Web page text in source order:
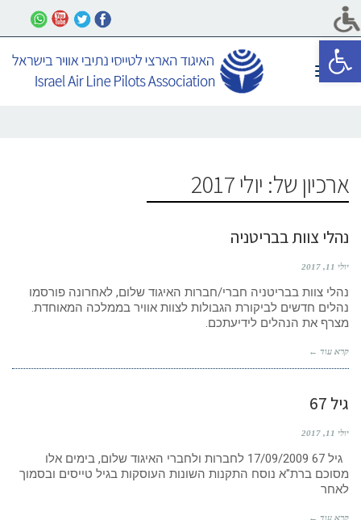
פתח סרגל נגישות
תפריט
ארכיון של: יולי 2017
נהלי צוות בבריטניה
יולי 11, 2017
נהלי צוות בבריטניה חברי/חברות האיגוד שלום, לאחרונה פורסמו
נהלים חדשים לביקורת הגבולות לצוות אוויר בממלכה המאוחדת.
מצרף את הנהלים לידיעתכם.
קרא עוד ←
גיל 67
יולי 11, 2017
גיל 67 17/09/2009 לחברות ולחברי האיגוד שלום, בימים אלו
מסוכם ברת"א נוסח התקנות השונות העוסקות בגיל טייסים ובסמוך
לאחר
קרא עוד ←